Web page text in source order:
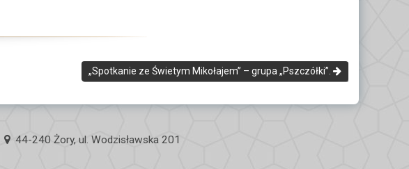
„Spotkanie ze Świetym Mikołajem” – grupa „Pszczółki”.
44-240 Żory, ul. Wodzisławska 201